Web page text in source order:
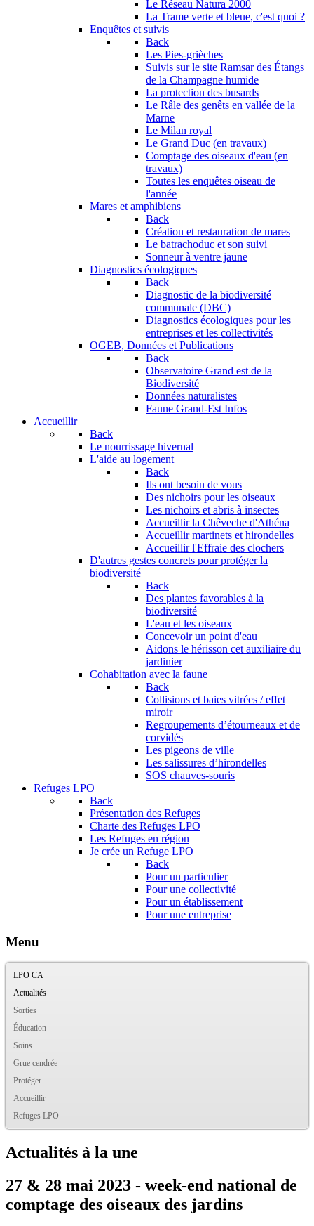
Le Réseau Natura 2000
La Trame verte et bleue, c'est quoi ?
Enquêtes et suivis
Back
Les Pies-grièches
Suivis sur le site Ramsar des Étangs
de la Champagne humide
La protection des busards
Le Râle des genêts en vallée de la
Marne
Le Milan royal
Le Grand Duc (en travaux)
Comptage des oiseaux d'eau (en
travaux)
Toutes les enquêtes oiseau de
l'année
Mares et amphibiens
Back
Création et restauration de mares
Le batrachoduc et son suivi
Sonneur à ventre jaune
Diagnostics écologiques
Back
Diagnostic de la biodiversité
communale (DBC)
Diagnostics écologiques pour les
entreprises et les collectivités
OGEB, Données et Publications
Back
Observatoire Grand est de la
Biodiversité
Données naturalistes
Faune Grand-Est Infos
Accueillir
Back
Le nourrissage hivernal
L'aide au logement
Back
Ils ont besoin de vous
Des nichoirs pour les oiseaux
Les nichoirs et abris à insectes
Accueillir la Chêveche d'Athéna
Accueillir martinets et hirondelles
Accueillir l'Effraie des clochers
D'autres gestes concrets pour protéger la
biodiversité
Back
Des plantes favorables à la
biodiversité
L'eau et les oiseaux
Concevoir un point d'eau
Aidons le hérisson cet auxiliaire du
jardinier
Cohabitation avec la faune
Back
Collisions et baies vitrées / effet
miroir
Regroupements d’étourneaux et de
corvidés
Les pigeons de ville
Les salissures d’hirondelles
SOS chauves-souris
Refuges LPO
Back
Présentation des Refuges
Charte des Refuges LPO
Les Refuges en région
Je crée un Refuge LPO
Back
Pour un particulier
Pour une collectivité
Pour un établissement
Pour une entreprise
Menu
LPO CA
Actualités
Sorties
Éducation
Soins
Grue cendrée
Protéger
Accueillir
Refuges LPO
Actualités à la une
27 & 28 mai 2023 - week-end national de
comptage des oiseaux des jardins